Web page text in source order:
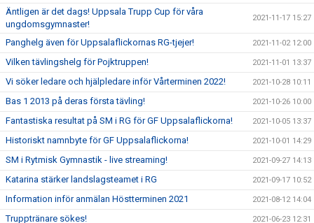
Äntligen är det dags! Uppsala Trupp Cup för våra
ungdomsgymnaster!
2021-11-17 15:27
Panghelg även för Uppsalaflickornas RG-tjejer! 2021-11-02 12:00
Vilken tävlingshelg för Pojktruppen! 2021-11-01 13:37
Vi söker ledare och hjälpledare inför Vårterminen 2022! 2021-10-28 10:11
Bas 1 2013 på deras första tävling! 2021-10-26 10:00
Fantastiska resultat på SM i RG för GF Uppsalaflickorna! 2021-10-05 13:37
Historiskt namnbyte för GF Uppsalaflickorna! 2021-10-01 14:29
SM i Rytmisk Gymnastik - live streaming! 2021-09-27 14:13
Katarina stärker landslagsteamet i RG 2021-09-17 10:52
Information inför anmälan Höstterminen 2021 2021-08-12 14:04
Trupptränare sökes! 2021-06-23 12:31